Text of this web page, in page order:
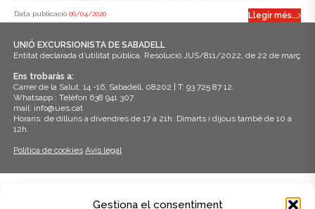
Gestiona el consentiment
Data publicació 06/04/2020 Llegir més...
UNIÓ EXCURSIONISTA DE SABADELL
Entitat declarada d’utilitat pública. Resolució JUS/811/2022, de 22 de març
Ens trobaràs a:
Carrer de la Salut, 14 -16, Sabadell, 08202 | T: 93 725 87 12.
Whatsapp : Telèfon 638 941 307
mail: info@ues.cat
Horaris: de dilluns a divendres de 17 a 21h. Dimarts i dijous també de 10 a
12h.
Política de cookies Avís legal